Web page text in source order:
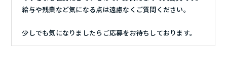
給与や残業など気になる点は遠慮なくご質問ください。
少しでも気になりましたらご応募をお待ちしております。